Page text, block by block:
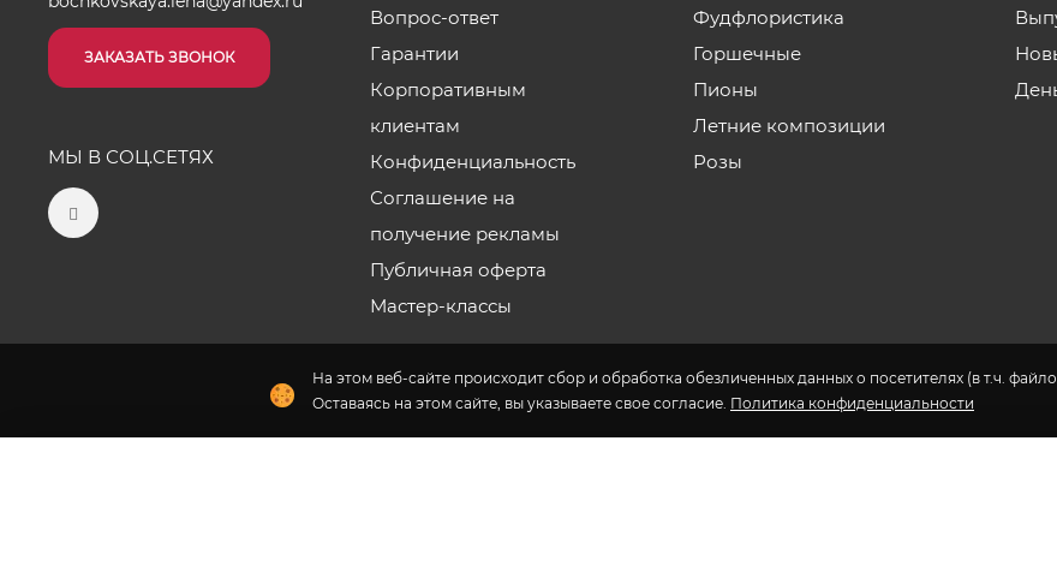
На этом веб-сайте происходит сбор и обработка обезличенных данных о посетителях (в т.ч.
Оставаясь на этом сайте, вы указываете свое согласие. Политика конфиденциальности
ЗАКАЗАТЬ ЗВОНОК
МЫ В СОЦ.СЕТЯХ
Вопрос-ответ
Гарантии
Корпоративным
клиентам
Конфиденциальность
Соглашение на
получение рекламы
Публичная оферта
Мастер-классы
Фудфлористика
Горшечные
Пионы
Летние композиции
Розы